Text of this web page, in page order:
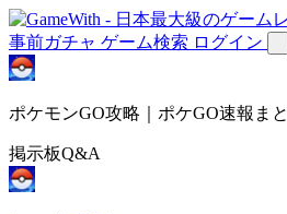
事前ガチャ ゲーム検索 ログイン
ポケモンGO攻略｜ポケGO速報ま
掲示板Q&A